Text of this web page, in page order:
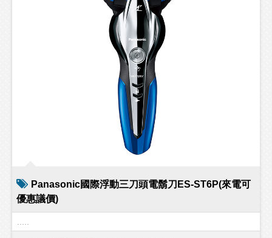
Panasonic國際浮動三刀頭電鬍刀ES-ST6P(來電可
優惠議價)